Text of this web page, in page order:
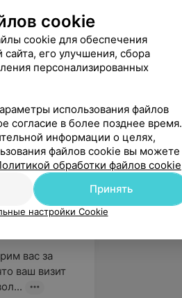
СА.,
за то, что
о
вас за
ваш визит
cookie
cookie для обеспечения
сайта, его улучшения, сбора
персонализированных
использования файлов
согласие в более позднее время.
информации о целях,
файлов cookie вы можете
обработки файлов cookie
Принять
настройки Cookie